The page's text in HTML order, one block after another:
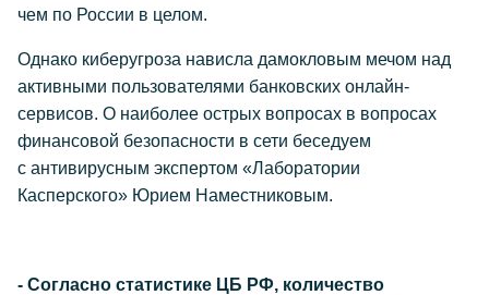
чем по России в целом.
Однако киберугроза нависла дамокловым мечом над
активными пользователями банковских онлайн-
сервисов. О наиболее острых вопросах в вопросах
финансовой безопасности в сети беседуем
с антивирусным экспертом «Лаборатории
Касперского» Юрием Наместниковым.
- Согласно статистике ЦБ РФ, количество